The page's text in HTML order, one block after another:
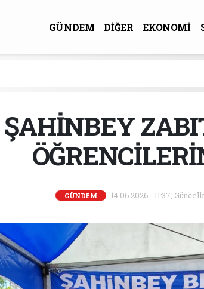
GÜNDEM DİĞER EKONOMİ
ŞAHİNBEY
GÜNDEM 14.06.2026 - 11:37,